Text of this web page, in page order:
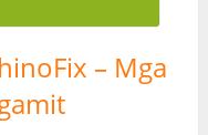
– Mga